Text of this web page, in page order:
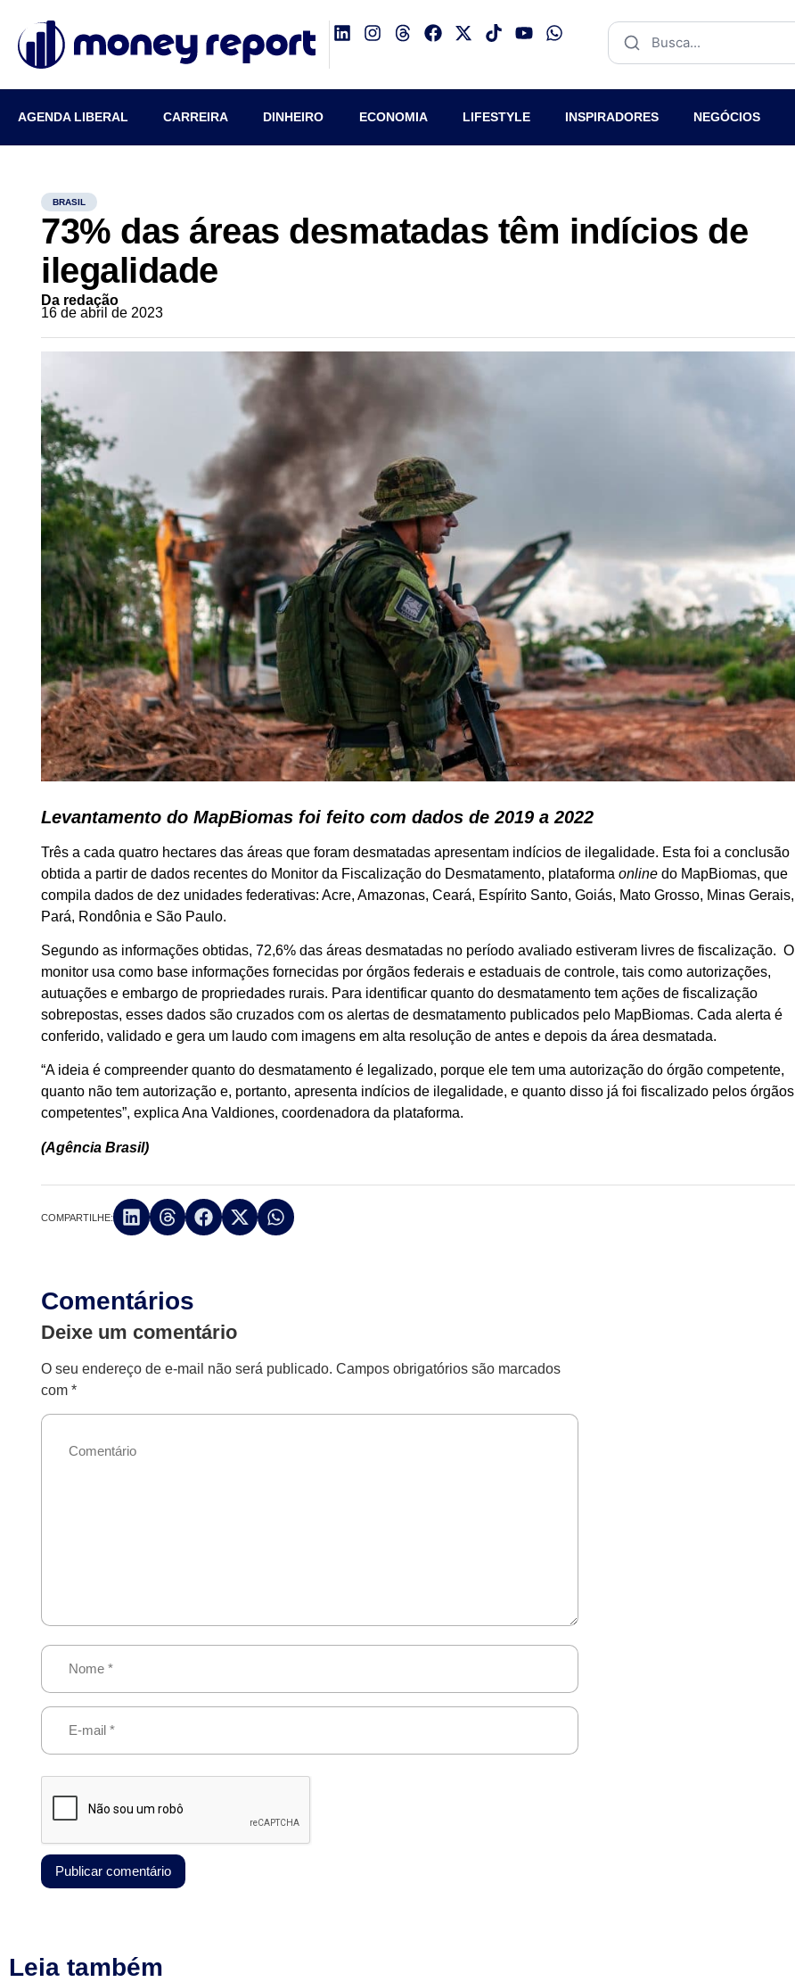
AGENDA LIBERAL CARREIRA DINHEIRO ECONOMIA LIFESTYLE INSPIRADORES NEGÓCIOS
BRASIL
73% das áreas desmatadas têm indícios de
ilegalidade
Da redação
16 de abril de 2023
Levantamento do MapBiomas foi feito com dados de 2019 a 2022
Três a cada quatro hectares das áreas que foram desmatadas apresentam indícios de ilegalidade. Esta foi a conclusão
obtida a partir de dados recentes do Monitor da Fiscalização do Desmatamento, plataformaonlinedo MapBiomas, que
compila dados de dez unidades federativas: Acre, Amazonas, Ceará, Espírito Santo, Goiás, Mato Grosso, Minas Gerais,
Pará, Rondônia e São Paulo.
Segundo as informações obtidas, 72,6% das áreas desmatadas no período avaliado estiveram livres de fiscalização. O
monitor usa como base informações fornecidas por órgãos federais e estaduais de controle, tais como autorizações,
autuações e embargo de propriedades rurais. Para identificar quanto do desmatamento tem ações de fiscalização
sobrepostas, esses dados são cruzados com os alertas de desmatamento publicados pelo MapBiomas. Cada alerta é
conferido, validado e gera um laudo com imagens em alta resolução de antes e depois da área desmatada.
“A ideia é compreender quanto do desmatamento é legalizado, porque ele tem uma autorização do órgão competente,
quanto não tem autorização e, portanto, apresenta indícios de ilegalidade, e quanto disso já foi fiscalizado pelos órgãos
competentes”, explica Ana Valdiones, coordenadora da plataforma.
(Agência Brasil)
COMPARTILHE:
Comentários
Deixe um comentário
O seu endereço de e-mail não será publicado. Campos obrigatórios são marcados
com*
Leia também